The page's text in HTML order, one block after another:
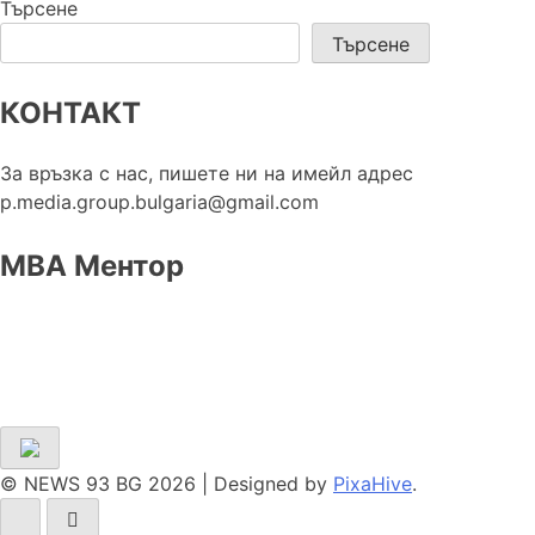
Търсене
Търсене
КОНТАКТ
За връзка с нас, пишете ни на имейл адрес
p.media.group.bulgaria@gmail.com
МВА Ментор
© NEWS 93 BG 2026 Designed by PixaHive.